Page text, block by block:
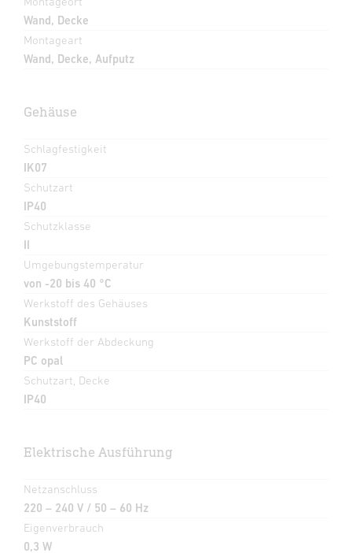
Wand, Decke
Montageart
Wand, Decke, Aufputz
Gehäuse
Schlagfestigkeit
IK07
Schutzart
IP40
Schutzklasse
II
Umgebungstemperatur
von -20 bis 40 °C
Werkstoff des Gehäuses
Kunststoff
Werkstoff der Abdeckung
PC opal
Schutzart, Decke
IP40
Elektrische Ausführung
Netzanschluss
220 – 240 V / 50 – 60 Hz
Eigenverbrauch
0,3 W